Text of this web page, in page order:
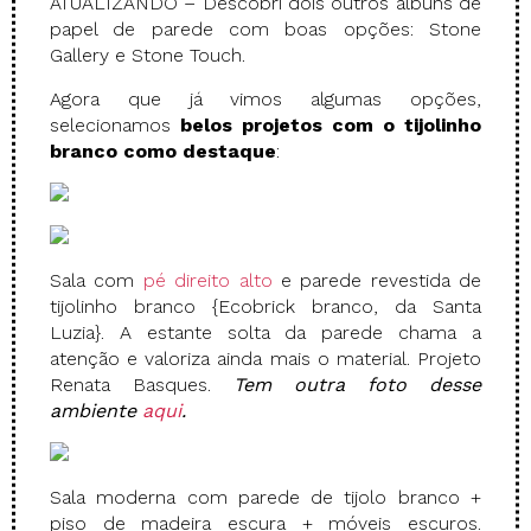
papel de parede com boas opções: Stone
Gallery e Stone Touch.
Agora que já vimos algumas opções,
selecionamos belos projetos com o tijolinho
branco como destaque:
Sala com pé direito alto e parede revestida de
tijolinho branco {Ecobrick branco, da Santa
Luzia}. A estante solta da parede chama a
atenção e valoriza ainda mais o material. Projeto
Renata Basques.
Tem outra foto desse
ambiente aqui.
Sala moderna com parede de tijolo branco +
piso de madeira escura + móveis escuros.